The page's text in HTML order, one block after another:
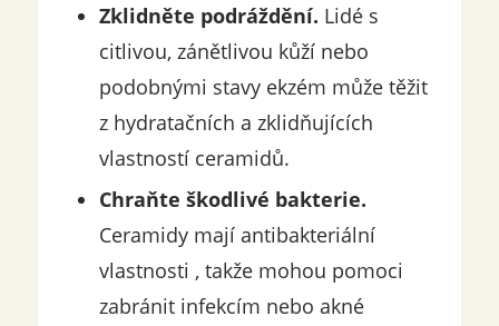
Zklidněte podráždění. Lidé s
citlivou, zánětlivou kůží nebo
podobnými stavy ekzém může těžit
z hydratačních a zklidňujících
vlastností ceramidů.
Chraňte škodlivé bakterie.
Ceramidy mají antibakteriální
vlastnosti , takže mohou pomoci
zabránit infekcím nebo akné